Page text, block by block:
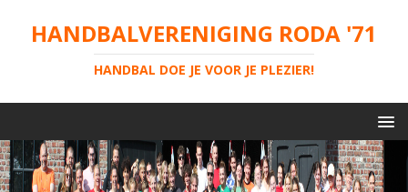
HANDBALVERENIGING RODA '71
HANDBAL DOE JE VOOR JE PLEZIER!